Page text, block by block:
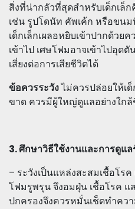
สิ่งที่น่ากลัวที่สุดสำหรับเด็กเล็
เช่น รูปโดนัท คัพเค้ก หรือขน
เด็กเล็กเผลอหยิบเข้าปากด้วย
เข้าไป เศษโฟมอาจเข้าไปอุด
เสี่ยงต่อการเสียชีวิตได้
ข้อควรระวังไม่ควรปล่อยให้เ
ขาด ควรมีผู้ใหญ่ดูแลอย่างใกล้
3. ศึกษาวิธีใช้งานและการดูแ
– ระวังเป็นแหล่งสะสมเชื้อโร
โฟมรูพรุน จึงอมฝุ่น เชื้อโรค แ
ปกครองจึงควรหมั่นเช็ดทำคว